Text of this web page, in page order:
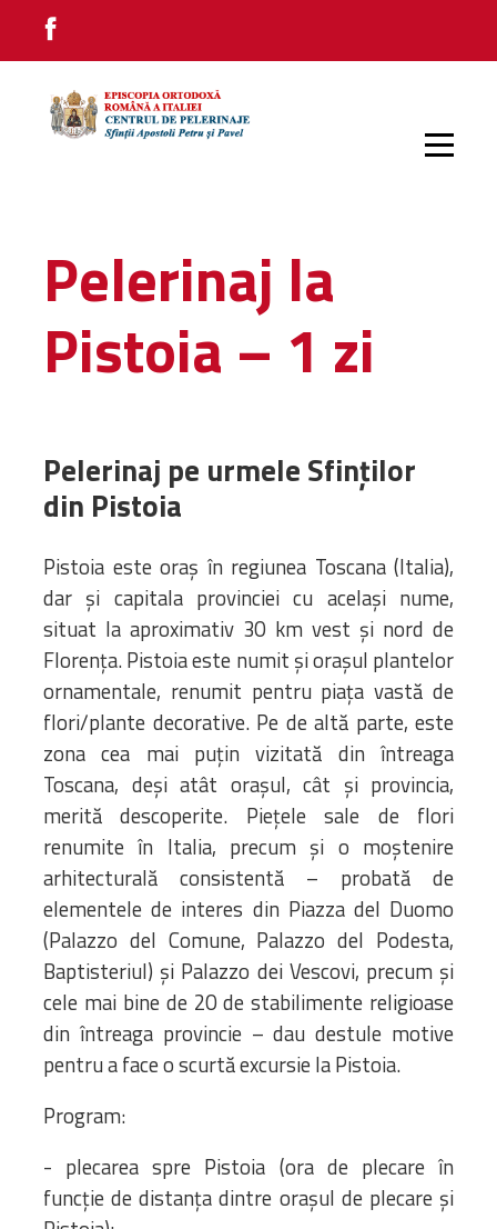
IMPRESII
CONTACT
Pelerinaj la
Pistoia – 1 zi
Pelerinaj pe urmele Sfinților
din Pistoia
Pistoia este oraș în regiunea Toscana (Italia),
dar și capitala provinciei cu același nume,
situat la aproximativ 30 km vest și nord de
Florența. Pistoia este numit și orașul plantelor
ornamentale, renumit pentru piața vastă de
flori/plante decorative. Pe de altă parte, este
zona cea mai puţin vizitată din întreaga
Toscana, deşi atât oraşul, cât şi provincia,
merită descoperite. Pieţele sale de flori
renumite în Italia, precum şi o moştenire
arhitecturală consistentă – probată de
elementele de interes din Piazza del Duomo
(Palazzo del Comune, Palazzo del Podesta,
Baptisteriul) şi Palazzo dei Vescovi, precum şi
cele mai bine de 20 de stabilimente religioase
din întreaga provincie – dau destule motive
pentru a face o scurtă excursie la Pistoia.
Program:
- plecarea spre Pistoia (ora de plecare în
funcție de distanța dintre orașul de plecare și